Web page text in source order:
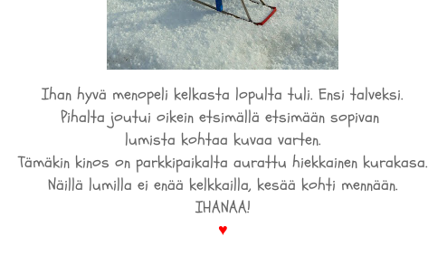
Ihan hyvä menopeli kelkasta lopulta tuli. Ensi talveksi.
Pihalta joutui oikein etsimällä etsimään sopivan
lumista kohtaa kuvaa varten.
Tämäkin kinos on parkkipaikalta aurattu hiekkainen kurakasa.
Näillä lumilla ei enää kelkkailla, kesää kohti mennään.
IHANAA!
♥